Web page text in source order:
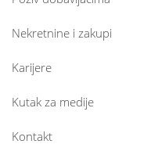
Nekretnine i zakupi
Karijere
Kutak za medije
Kontakt